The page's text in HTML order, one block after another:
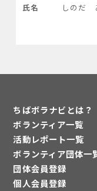
氏名 しのだ
ちばボラナビとは？
ボランティア一覧
活動レポート一覧
ボランティア団体一
団体会員登録
個人会員登録